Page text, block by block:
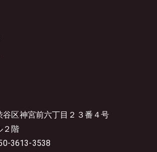
谷区神宮前六丁目２３番４号
２階
3613-3538